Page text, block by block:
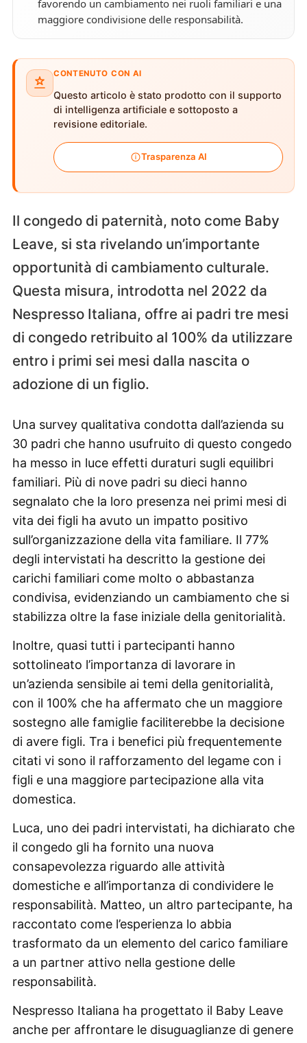
favorendo un cambiamento nei ruoli familiari e una
maggiore condivisione delle responsabilità.
CONTENUTO CON AI
Questo articolo è stato prodotto con il supporto
di intelligenza artificiale e sottoposto a
revisione editoriale.
Trasparenza AI
Il congedo di paternità, noto come Baby
Leave, si sta rivelando un’importante
opportunità di cambiamento culturale.
Questa misura, introdotta nel 2022 da
Nespresso Italiana, offre ai padri tre mesi
di congedo retribuito al 100% da utilizzare
entro i primi sei mesi dalla nascita o
adozione di un figlio.
Una survey qualitativa condotta dall’azienda su
30 padri che hanno usufruito di questo congedo
ha messo in luce effetti duraturi sugli equilibri
familiari. Più di nove padri su dieci hanno
segnalato che la loro presenza nei primi mesi di
vita dei figli ha avuto un impatto positivo
sull’organizzazione della vita familiare. Il 77%
degli intervistati ha descritto la gestione dei
carichi familiari come molto o abbastanza
condivisa, evidenziando un cambiamento che si
stabilizza oltre la fase iniziale della genitorialità.
Inoltre, quasi tutti i partecipanti hanno
sottolineato l’importanza di lavorare in
un’azienda sensibile ai temi della genitorialità,
con il 100% che ha affermato che un maggiore
sostegno alle famiglie faciliterebbe la decisione
di avere figli. Tra i benefici più frequentemente
citati vi sono il rafforzamento del legame con i
figli e una maggiore partecipazione alla vita
domestica.
Luca, uno dei padri intervistati, ha dichiarato che
il congedo gli ha fornito una nuova
consapevolezza riguardo alle attività
domestiche e all’importanza di condividere le
responsabilità. Matteo, un altro partecipante, ha
raccontato come l’esperienza lo abbia
trasformato da un elemento del carico familiare
a un partner attivo nella gestione delle
responsabilità.
Nespresso Italiana ha progettato il Baby Leave
anche per affrontare le disuguaglianze di genere